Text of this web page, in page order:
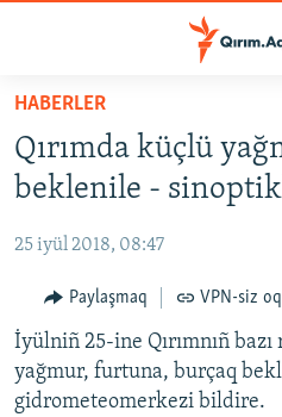
Esas
qaytmaq
Baş
qaytmaq
qaytmaq
HABERLER
SİYASET
CEMİYET
MEDENİYET
İNSAN AQLARI
VİDEO
HABERLER
Qırımda küçlü
beklenile -
25 iyül 2018, 08:47
Paylaşmaq VPN-siz
İyülniñ 25-ine Qırımnıñ
yağmur, furtuna, burçaq
gidrometeomerkezi bildire.